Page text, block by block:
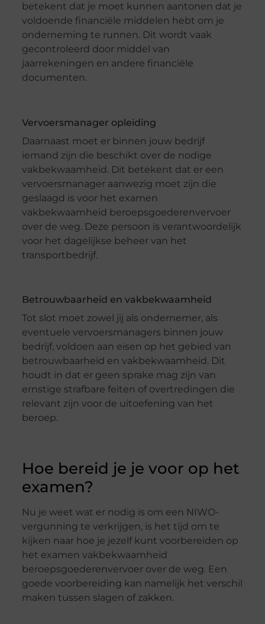
betekent dat je moet kunnen aantonen dat je
voldoende financiële middelen hebt om je
onderneming te runnen. Dit wordt vaak
gecontroleerd door middel van
jaarrekeningen en andere financiële
documenten.
Vervoersmanager opleiding
Daarnaast moet er binnen jouw bedrijf
iemand zijn die beschikt over de nodige
vakbekwaamheid. Dit betekent dat er een
vervoersmanager aanwezig moet zijn die
geslaagd is voor het examen
vakbekwaamheid beroepsgoederenvervoer
over de weg. Deze persoon is verantwoordelijk
voor het dagelijkse beheer van het
transportbedrijf.
Betrouwbaarheid en vakbekwaamheid
Tot slot moet zowel jij als ondernemer, als
eventuele vervoersmanagers binnen jouw
bedrijf, voldoen aan eisen op het gebied van
betrouwbaarheid en vakbekwaamheid. Dit
houdt in dat er geen sprake mag zijn van
ernstige strafbare feiten of overtredingen die
relevant zijn voor de uitoefening van het
beroep.
Hoe bereid je je voor op het
examen?
Nu je weet wat er nodig is om een NIWO-
vergunning te verkrijgen, is het tijd om te
kijken naar hoe je jezelf kunt voorbereiden op
het examen vakbekwaamheid
beroepsgoederenvervoer over de weg. Een
goede voorbereiding kan namelijk het verschil
maken tussen slagen of zakken.